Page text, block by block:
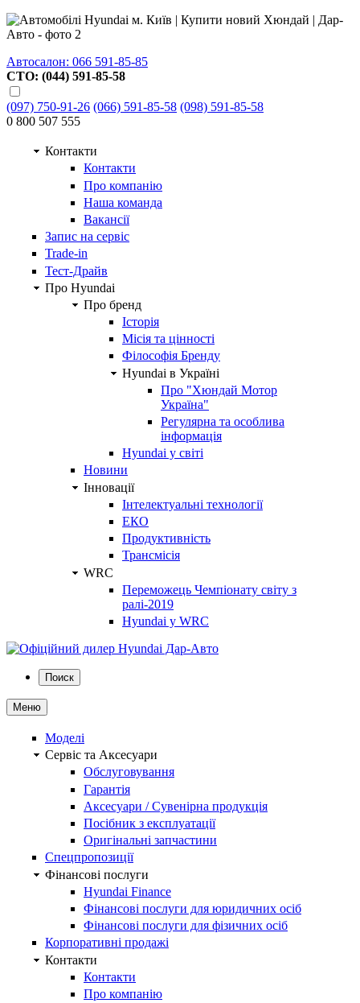
Автосалон: 066 591-85-85
СТО: (044) 591-85-58
(097) 750-91-26 (066) 591-85-58 (098) 591-85-58
0 800 507 555
Контакти
Контакти
Про компанію
Наша команда
Вакансії
Запис на сервіс
Trade-in
Тест-Драйв
Про Hyundai
Про бренд
Історія
Місія та цінності
Філософія Бренду
Hyundai в Україні
Про "Хюндай Мотор
Україна"
Регулярна та особлива
інформація
Hyundai у світі
Новини
Інновації
Інтелектуальні технології
ЕКО
Продуктивність
Трансмісія
WRC
Переможець Чемпіонату світу з
ралі-2019
Hyundai у WRC
Поиск
Меню
Моделі
Сервіс та Аксесуари
Обслуговування
Гарантія
Аксесуари / Сувенірна продукція
Посібник з експлуатації
Оригінальні запчастини
Спецпропозиції
Фінансові послуги
Hyundai Finance
Фінансові послуги для юридичних осіб
Фінансові послуги для фізичних осіб
Корпоративні продажі
Контакти
Контакти
Про компанію